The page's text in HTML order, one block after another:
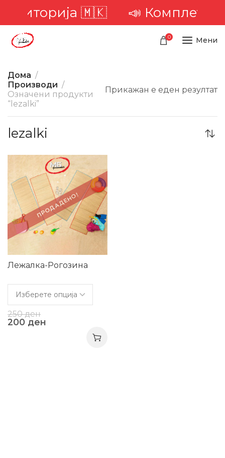
🇲🇰 📣
0 Мени
Дома
Производи
Означени продукти
“lezalki”
Прикажан е еден резултат
lezalki
ПРОДАДЕНО!
-20%
Лежалка-Рогозина
250ден
200 ден